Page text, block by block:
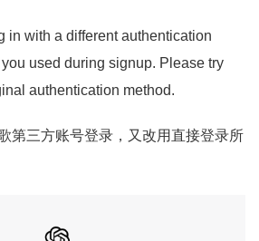
in with a different authentication
used during signup. Please try
authentication method.
第三方账号登录，又改用直接登录所